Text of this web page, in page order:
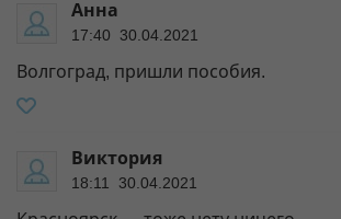
Анна
17:40 30.04.2021
Волгоград, пришли пособия.
Виктория
18:11 30.04.2021